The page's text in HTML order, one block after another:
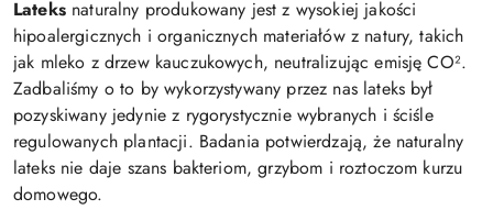
Lateksnaturalny produkowany jest z wysokiej jakości
hipoalergicznych i organicznych materiałów z natury, takich
jak mleko z drzew kauczukowych, neutralizując emisję CO².
Zadbaliśmy o to by wykorzystywany przez nas lateks był
pozyskiwany jedynie z rygorystycznie wybranych i ściśle
regulowanych plantacji. Badania potwierdzają, że naturalny
lateks nie daje szans bakteriom, grzybom i roztoczom kurzu
domowego.